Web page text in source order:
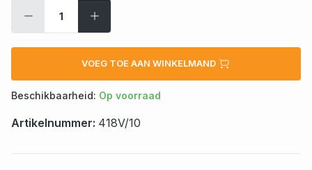
VOEG TOE AAN WINKELMAND
Beschikbaarheid: Op voorraad
Artikelnummer: 418V/10